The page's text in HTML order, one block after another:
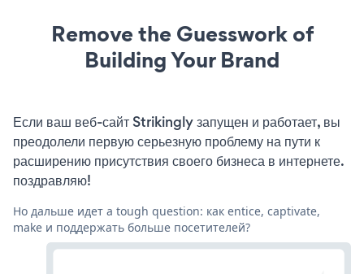
Remove the Guesswork of
Building Your Brand
Если ваш веб-сайт Strikingly запущен и работает, вы
преодолели первую серьезную проблему на пути к
расширению присутствия своего бизнеса в интернете.
поздравляю!
Но дальше идет a tough question: как entice, captivate,
make и поддержать больше посетителей?